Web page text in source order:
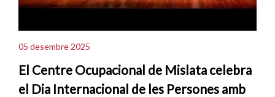
05 desembre 2025
El Centre Ocupacional de Mislata celebra
el Dia Internacional de les Persones amb